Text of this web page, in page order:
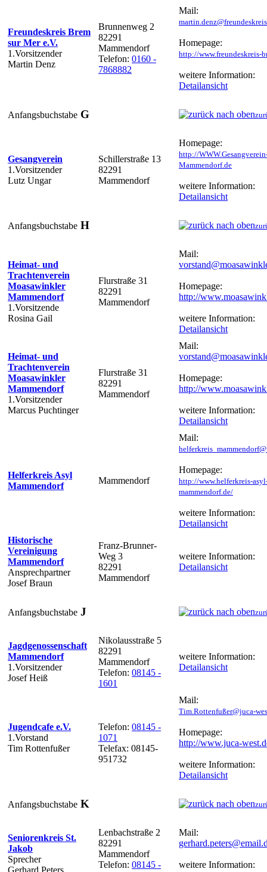
Freundeskreis Brem
sur Mer e.V.
1.Vorsitzender
Martin Denz
Brunnenweg 2
82291
Mammendorf
Telefon: 0160 -
7868882
Mail:
Homepage:
http://www.freundeskreis-
weitere Information:
Detailansicht
Anfangsbuchstabe G
Gesangverein
1.Vorsitzender
Lutz Ungar
Schillerstraße 13
82291
Mammendorf
Homepage:
http://
Mammendorf.de
weitere Information:
Detailansicht
Anfangsbuchstabe H
Heimat- und
Trachtenverein
Moasawinkler
Mammendorf
1.Vorsitzende
Rosina Gail
Flurstraße 31
82291
Mammendorf
Mail:
Homepage:
http://
weitere Information:
Detailansicht
Heimat- und
Trachtenverein
Moasawinkler
Mammendorf
1.Vorsitzender
Marcus Puchtinger
Flurstraße 31
82291
Mammendorf
Mail:
Homepage:
http://
weitere Information:
Detailansicht
Helferkreis Asyl
Mammendorf
Mammendorf
Mail:
Homepage:
http://www.helferkreis-
mammendorf.de/
weitere Information:
Detailansicht
Historische
Vereinigung
Mammendorf
Ansprechpartner
Josef Braun
Franz-Brunner-
Weg 3
82291
Mammendorf
weitere Information:
Detailansicht
Anfangsbuchstabe J
Jagdgenossenschaft
Mammendorf
1.Vorsitzender
Josef Heiß
Nikolausstraße 5
82291
Mammendorf
Telefon: 08145 -
1601
weitere Information:
Detailansicht
Jugendcafe e.V.
1.Vorstand
Tim Rottenfußer
Telefon: 08145 -
1071
Telefax: 08145-
951732
Mail:
Tim.Rottenfußer@juca-
Homepage:
http://www.juca-
weitere Information:
Detailansicht
Anfangsbuchstabe K
Seniorenkreis St.
Jakob
Sprecher
Lenbachstraße 2
82291
Mammendorf
Telefon: 08145 -
Mail:
weitere Information: